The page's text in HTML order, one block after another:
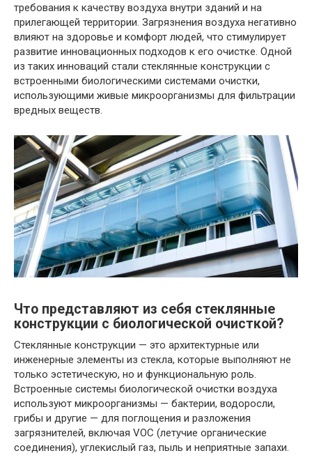
требования к качеству воздуха внутри зданий и на
прилегающей территории. Загрязнения воздуха негативно
влияют на здоровье и комфорт людей, что стимулирует
развитие инновационных подходов к его очистке. Одной
из таких инноваций стали стеклянные конструкции с
встроенными биологическими системами очистки,
использующими живые микроорганизмы для фильтрации
вредных веществ.
Что представляют из себя стеклянные
конструкции с биологической очисткой?
Стеклянные конструкции — это архитектурные или
инженерные элементы из стекла, которые выполняют не
только эстетическую, но и функциональную роль.
Встроенные системы биологической очистки воздуха
используют микроорганизмы — бактерии, водоросли,
грибы и другие — для поглощения и разложения
загрязнителей, включая VOC (летучие органические
соединения), углекислый газ, пыль и неприятные запахи.